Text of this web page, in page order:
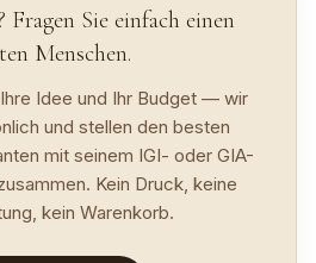
Fragen Sie einfach einen
Menschen.
Idee und Ihr Budget — wir
und stellen den besten
mit seinem IGI- oder GIA-
Kein Druck, keine
kein Warenkorb.